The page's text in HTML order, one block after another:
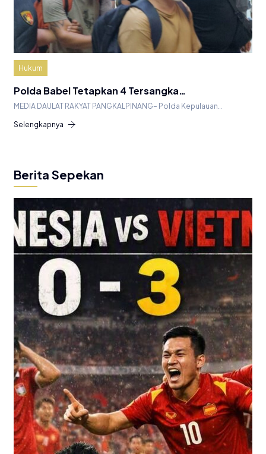
Hukum
Polda Babel Tetapkan 4 Tersangka…
MEDIA DAULAT RAKYAT PANGKALPINANG– Polda Kepulauan…
Selengkapnya
Berita Sepekan